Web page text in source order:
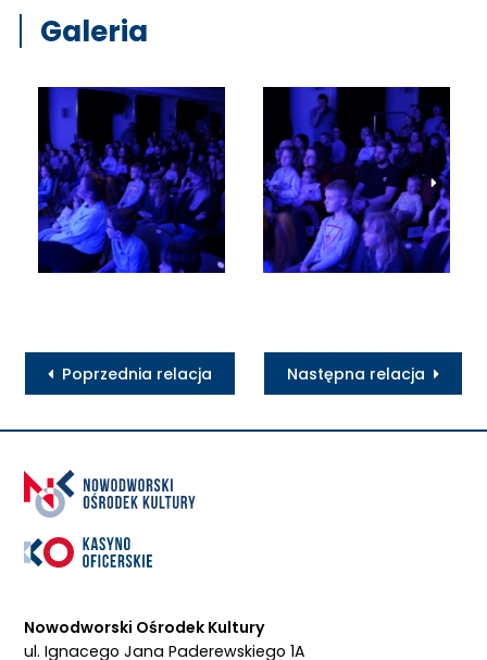
Galeria
Poprzednia relacja Następna relacja
Nowodworski Ośrodek Kultury
ul. Ignacego Jana Paderewskiego 1A